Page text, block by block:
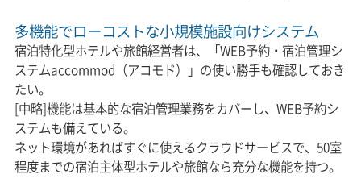
多機能でローコストな小規模施設向けシステム
宿泊特化型ホテルや旅館経営者は、「WEB予約・宿泊管理シ
ステムaccommod（アコモド）」の使い勝手も確認しておき
たい。
[中略]機能は基本的な宿泊管理業務をカバーし、WEB予約シ
ステムも備えている。
ネット環境があればすぐに使えるクラウドサービスで、50室
程度までの宿泊主体型ホテルや旅館なら充分な機能を持つ。